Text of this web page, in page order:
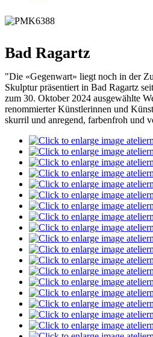
Bad Ragartz
"Die «Gegenwart» liegt noch in der
Skulptur präsentiert in Bad Ragartz
zum 30. Oktober 2024 ausgewählte
renommierter Künstlerinnen und
skurril und anregend, farbenfroh und